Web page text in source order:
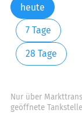
heute
7 Tage
28 Tage
Nur über
geöffnete